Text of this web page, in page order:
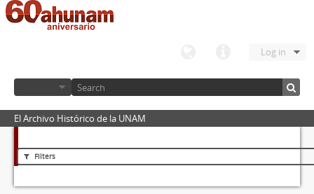
Log in
El Archivo Histórico de la UNAM
Filters